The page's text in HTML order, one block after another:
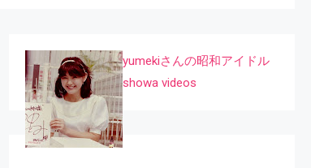
yumekiさんの昭和アイドル
showa videos